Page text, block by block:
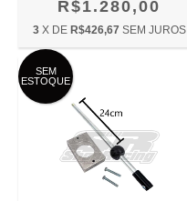
R$1.280,00
3 X DE R$426,67 SEM JUROS
SEM
ESTOQUE